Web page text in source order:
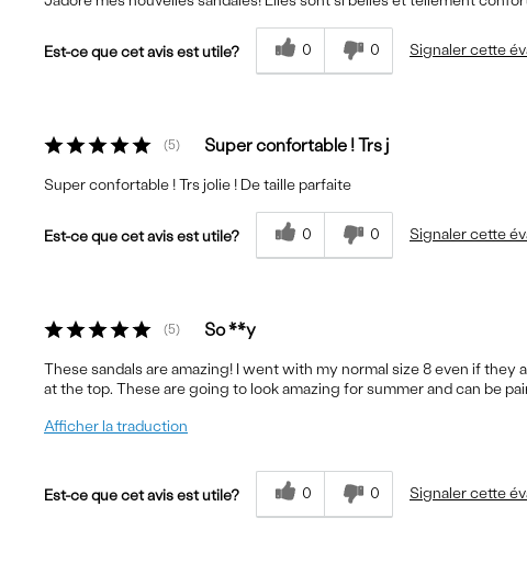
Est-ce que cet avis est utile? 0 0 Signaler cette
5 Super confortable ! Trs j
Super confortable ! Trs jolie ! De taille parfaite
Est-ce que cet avis est utile? 0 0 Signaler cette
5 So **y
These sandals are amazing! I went with my normal size 8 even if
at the top. These are going to look amazing for summer and can be
Afficher la traduction
Est-ce que cet avis est utile? 0 0 Signaler cette